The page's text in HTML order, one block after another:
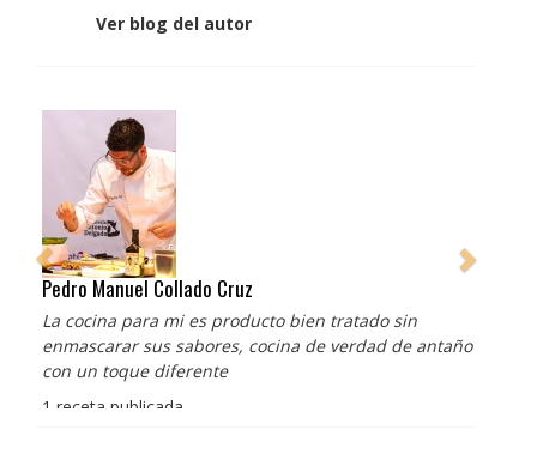
Ver blog del autor
Pedro Manuel Collado Cruz
La cocina para mi es producto bien tratado sin
enmascarar sus sabores, cocina de verdad de antaño
con un toque diferente
1 receta publicada